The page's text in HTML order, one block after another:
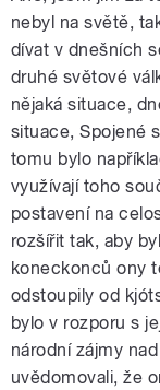
nebyl na světě,
dívat v dnešních
druhé světové
nějaká situace,
situace, Spojené
tomu bylo
využívají toho
postavení na
rozšířit tak, aby
koneckonců ony
odstoupily od
bylo v rozporu s
národní zájmy
uvědomovali, že